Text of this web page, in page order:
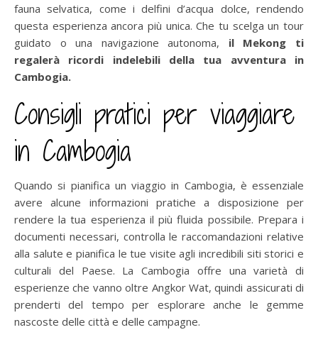
fauna selvatica, come i delfini d’acqua dolce, rendendo
questa esperienza ancora più unica. Che tu scelga un tour
guidato o una navigazione autonoma, il Mekong ti
regalerà ricordi indelebili della tua avventura in
Cambogia.
Consigli pratici per viaggiare
in Cambogia
Quando si pianifica un viaggio in Cambogia, è essenziale
avere alcune informazioni pratiche a disposizione per
rendere la tua esperienza il più fluida possibile. Prepara i
documenti necessari, controlla le raccomandazioni relative
alla salute e pianifica le tue visite agli incredibili siti storici e
culturali del Paese. La Cambogia offre una varietà di
esperienze che vanno oltre Angkor Wat, quindi assicurati di
prenderti del tempo per esplorare anche le gemme
nascoste delle città e delle campagne.